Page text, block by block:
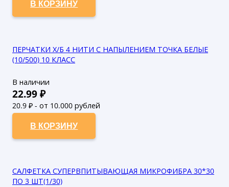
В КОРЗИНУ
ПЕРЧАТКИ Х/Б 4 НИТИ С НАПЫЛЕНИЕМ ТОЧКА БЕЛЫЕ
(10/500) 10 КЛАСС
В наличии
22.99₽
20.9 ₽ - от 10.000 рублей
19₽ - от 50.000 рублей
В КОРЗИНУ
САЛФЕТКА СУПЕРВПИТЫВАЮЩАЯ МИКРОФИБРА 30*30
ПО 3 ШТ(1/30)